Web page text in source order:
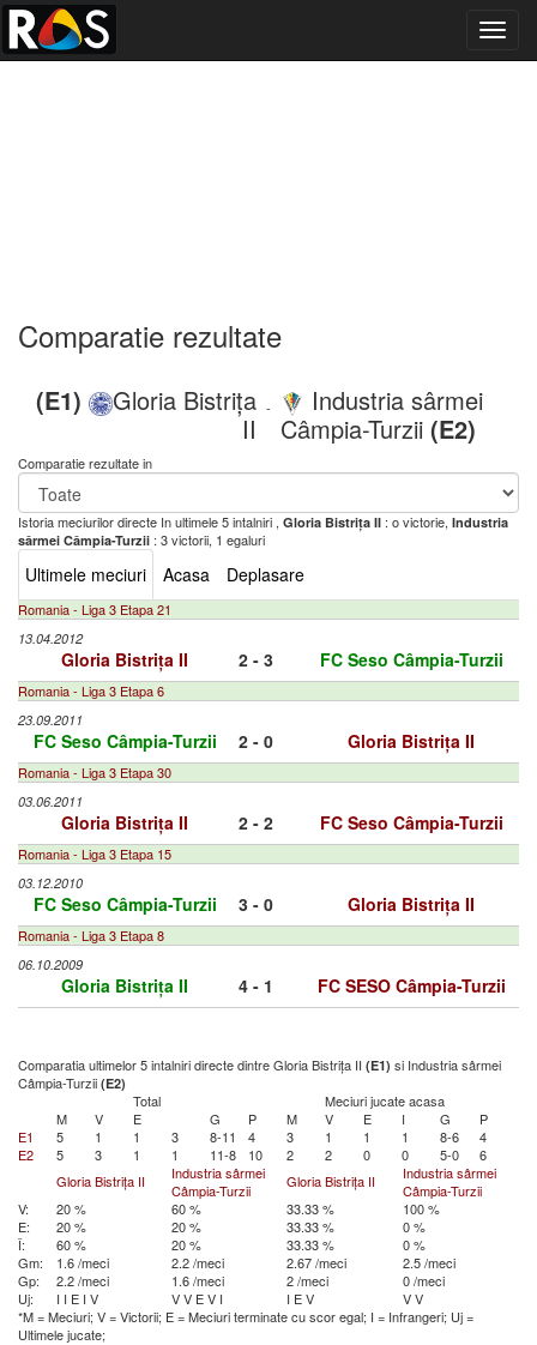
Comparatie rezultate
(E1)
Gloria Bistrița
II
-
Industria sârmei
Câmpia-Turzii (E2)
Comparatie rezultate in
Istoria meciurilor directe In ultimele 5 intalniri , Gloria Bistrița II : o victorie, Industria
sârmei Câmpia-Turzii : 3 victorii, 1 egaluri
Ultimele meciuri Acasa Deplasare
Romania - Liga 3 Etapa 21
13.04.2012
Gloria Bistrița II 2 - 3 FC Seso Câmpia-Turzii
Romania - Liga 3 Etapa 6
23.09.2011
FC Seso Câmpia-Turzii 2 - 0 Gloria Bistrița II
Romania - Liga 3 Etapa 30
03.06.2011
Gloria Bistrița II 2 - 2 FC Seso Câmpia-Turzii
Romania - Liga 3 Etapa 15
03.12.2010
FC Seso Câmpia-Turzii 3 - 0 Gloria Bistrița II
Romania - Liga 3 Etapa 8
06.10.2009
Gloria Bistrița II 4 - 1 FC SESO Câmpia-Turzii
Comparatia ultimelor 5 intalniri directe dintre Gloria Bistrița II (E1) si Industria sârmei
Câmpia-Turzii (E2)
Total
Meciuri jucate acasa
M
V E G P M V E I G
P
E1
5 1 1 3 8-11 4 3 1 1 1 8-6
4
E2
5 3 1 1 11-8 10 2 2 0 0 5-0
6
Gloria Bistrița II
Industria sârmei
Câmpia-Turzii
Gloria Bistrița II
Industria sârmei
Câmpia-Turzii
V:
20 % 60 % 33.33 %
100 %
E:
20 % 20 % 33.33 %
0 %
Î:
60 % 20 % 33.33 %
0 %
Gm:
1.6 /meci 2.2 /meci 2.67 /meci
2.5 /meci
Gp:
2.2 /meci 1.6 /meci 2 /meci
0 /meci
Uj:
I I E I V VV EV I I EV VV
*M = Meciuri; V = Victorii; E = Meciuri terminate cu scor egal; I = Infrangeri; Uj =
Ultimele jucate;